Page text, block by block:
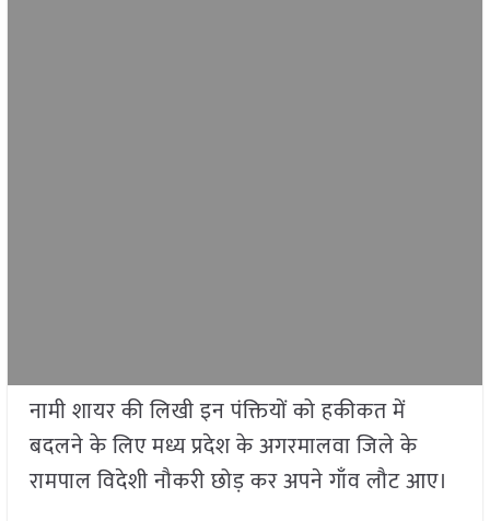
नामी शायर की लिखी इन पंक्तियों को हकीकत में
बदलने के लिए मध्य प्रदेश के अगरमालवा जिले के
रामपाल विदेशी नौकरी छोड़ कर अपने गाँव लौट आए।